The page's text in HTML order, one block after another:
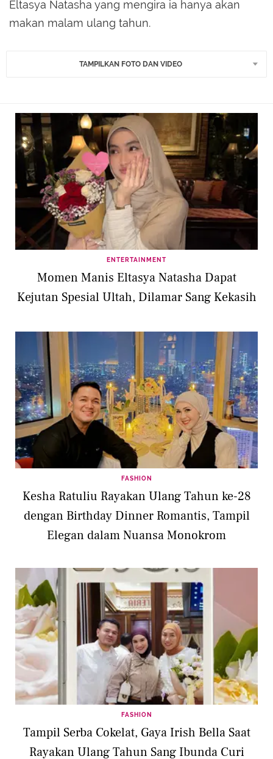
Eltasya Natasha yang mengira ia hanya akan
makan malam ulang tahun.
TAMPILKAN FOTO DAN VIDEO
ENTERTAINMENT
Momen Manis Eltasya Natasha Dapat
Kejutan Spesial Ultah, Dilamar Sang Kekasih
FASHION
Kesha Ratuliu Rayakan Ulang Tahun ke-28
dengan Birthday Dinner Romantis, Tampil
Elegan dalam Nuansa Monokrom
FASHION
Tampil Serba Cokelat, Gaya Irish Bella Saat
Rayakan Ulang Tahun Sang Ibunda Curi